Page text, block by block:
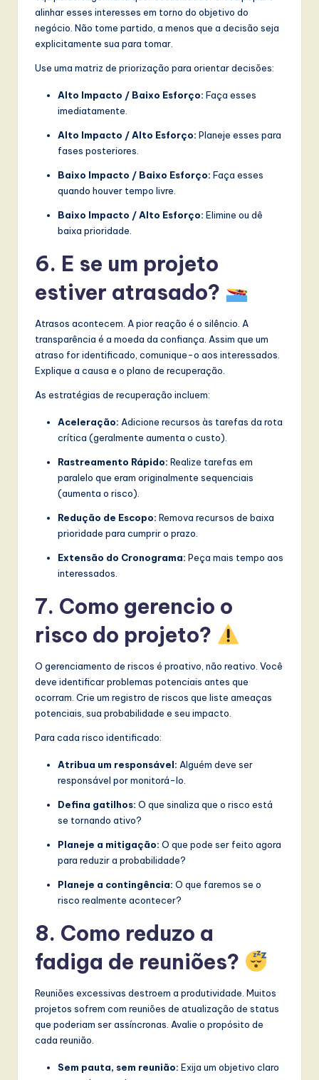
alinhar esses interesses em torno do objetivo do
negócio. Não tome partido, a menos que a decisão seja
explicitamente sua para tomar.
Use uma matriz de priorização para orientar decisões:
Alto Impacto / Baixo Esforço: Faça esses
imediatamente.
Alto Impacto / Alto Esforço: Planeje esses para
fases posteriores.
Baixo Impacto / Baixo Esforço: Faça esses
quando houver tempo livre.
Baixo Impacto / Alto Esforço: Elimine ou dê
baixa prioridade.
6. E se um projeto
estiver atrasado?
Atrasos acontecem. A pior reação é o silêncio. A
transparência é a moeda da confiança. Assim que um
atraso for identificado, comunique-o aos interessados.
Explique a causa e o plano de recuperação.
As estratégias de recuperação incluem:
Aceleração: Adicione recursos às tarefas da rota
crítica (geralmente aumenta o custo).
Rastreamento Rápido: Realize tarefas em
paralelo que eram originalmente sequenciais
(aumenta o risco).
Redução de Escopo: Remova recursos de baixa
prioridade para cumprir o prazo.
Extensão do Cronograma: Peça mais tempo aos
interessados.
7. Como gerencio o
risco do projeto?
O gerenciamento de riscos é proativo, não reativo. Você
deve identificar problemas potenciais antes que
ocorram. Crie um registro de riscos que liste ameaças
potenciais, sua probabilidade e seu impacto.
Para cada risco identificado:
Atribua um responsável: Alguém deve ser
responsável por monitorá-lo.
Defina gatilhos: O que sinaliza que o risco está
se tornando ativo?
Planeje a mitigação: O que pode ser feito agora
para reduzir a probabilidade?
Planeje a contingência: O que faremos se o
risco realmente acontecer?
8. Como reduzo a
fadiga de reuniões?
Reuniões excessivas destroem a produtividade. Muitos
projetos sofrem com reuniões de atualização de status
que poderiam ser assíncronas. Avalie o propósito de
cada reunião.
Sem pauta, sem reunião: Exija um objetivo claro